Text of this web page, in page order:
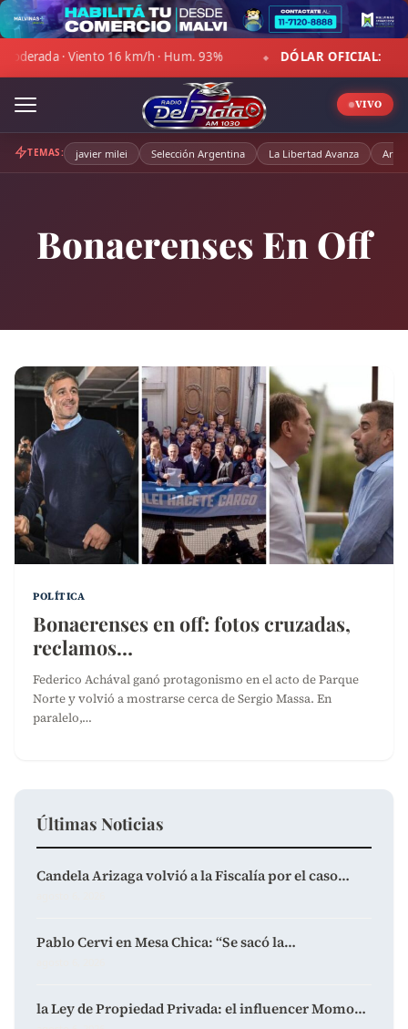
Skip
to
content
h · Hum. 93% ◆ DÓLAR OFICIAL: Compra $1.467,00 ·
VIVO
TEMAS: javier milei Selección Argentina La Libertad Avanza
Bonaerenses En Off
POLÍTICA
Bonaerenses en off: fotos cruzadas,
reclamos…
Federico Achával ganó protagonismo en el acto de Parque
Norte y volvió a mostrarse cerca de Sergio Massa. En
paralelo,…
Últimas Noticias
Candela Arizaga volvió a la Fiscalía por el caso…
Pablo Cervi en Mesa Chica: “Se sacó la…
la Ley de Propiedad Privada: el influencer Momo…